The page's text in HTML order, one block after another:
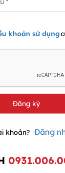
khoản sử dụng
khoản? Đăng